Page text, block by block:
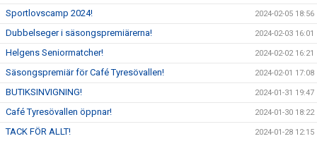
Sportlovscamp 2024! 2024-02-05 18:56
Dubbelseger i säsongspremiärerna! 2024-02-03 16:01
Helgens Seniormatcher! 2024-02-02 16:21
Säsongspremiär för Café Tyresövallen! 2024-02-01 17:08
BUTIKSINVIGNING! 2024-01-31 19:47
Café Tyresövallen öppnar! 2024-01-30 18:22
TACK FÖR ALLT! 2024-01-28 12:15